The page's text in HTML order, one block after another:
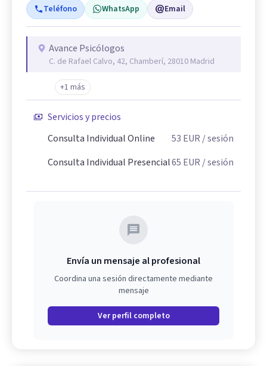
Teléfono WhatsApp Email
Avance Psicólogos
C. de Rafael Calvo, 42, Chamberí, 28010 Madrid
+1 más
Servicios y precios
Consulta Individual Online
53 EUR / sesión
Consulta Individual Presencial65 EUR / sesión
Envía un mensaje al profesional
Coordina una sesión directamente mediante
mensaje
Ver perfil completo